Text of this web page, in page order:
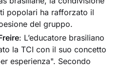
popolari ha rafforzato il
del gruppo.
: L’educatore brasiliano
la TCI con il suo concetto
esperienza". Secondo